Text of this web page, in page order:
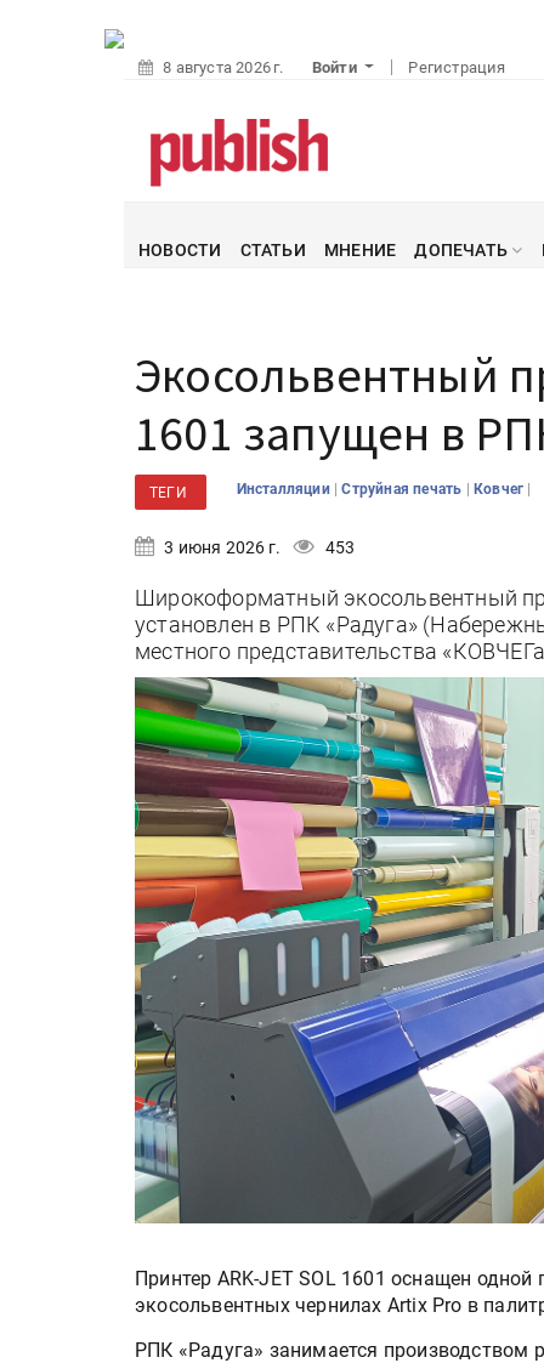
8 августа 2026 г. Войти Регистрация
НОВОСТИ СТАТЬИ МНЕНИЕ ДОПЕЧАТЬ
Экосольвентный
1601 запущен в
ТЕГИ Инсталляции |Струйная печать | Ковчег |
3 июня 2026 г. 453
Широкоформатный экосольвентный
установлен в РПК «Радуга»
местного представительства
Принтер ARK-JET SOL 1601 оснащен
экосольвентных чернилах Artix Pro в
РПК «Радуга» занимается